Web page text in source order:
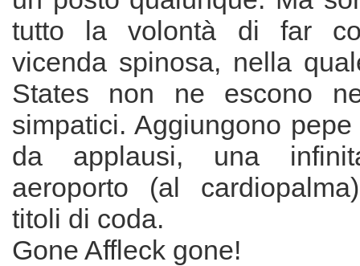
tutto la volontà di far
vicenda spinosa, nella
States non ne escono
simpatici. Aggiungono
da applausi, una
aeroporto (al
titoli di coda.
Gone Affleck gone!